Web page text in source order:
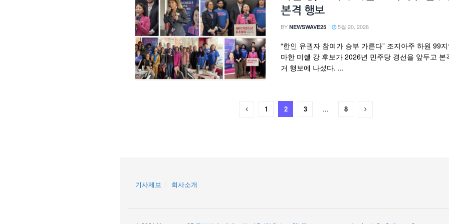
본격 행보
BY NEWSWAVE25 5월 20, 2026
“한인 유권자 참여가 승부 가른다” 조지아주 하원 99
마한 미쉘 강 후보가 2026년 민주당 경선을 앞두고 본
거 행보에 나섰다. ...
1 2 3 … 8
기사제보 회사소개